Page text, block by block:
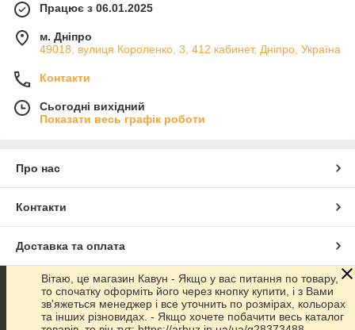
Працює з 06.01.2025
м. Дніпро
49018, вулиця Короленко, 3, 412 кабинет, Дніпро, Україна
Контакти
Сьогодні вихідний
Показати весь графік роботи
Про нас
Контакти
Доставка та оплата
Графік роботи
Повна версія сайту
Вітаю, це магазин Кавун - Якщо у вас питання по товару,
то спочатку оформіть його через кнопку купити, і з Вами
зв'яжеться менеджер і все уточнить по розмірах, кольорах
та інших різновидах. - Якщо хочете побачити весь каталог